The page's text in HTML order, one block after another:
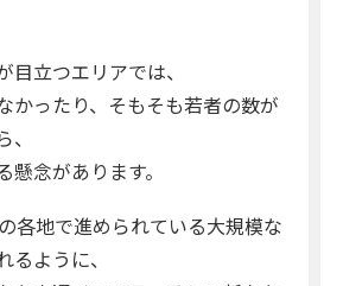
目立つエリアでは、
かったり、そもそも若者の数が
念があります。
各地で進められている大規模な
ように、